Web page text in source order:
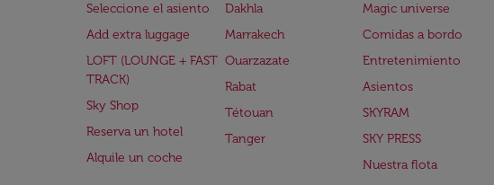
Seleccione el asiento
Add extra luggage
LOFT (LOUNGE + FAST
TRACK)
Sky Shop
Reserva un hotel
Alquile un coche
Dakhla
Marrakech
Ouarzazate
Rabat
Tétouan
Tanger
Magic universe
Comidas a bordo
Entretenimiento
Asientos
SKYRAM
SKY PRESS
Nuestra flota